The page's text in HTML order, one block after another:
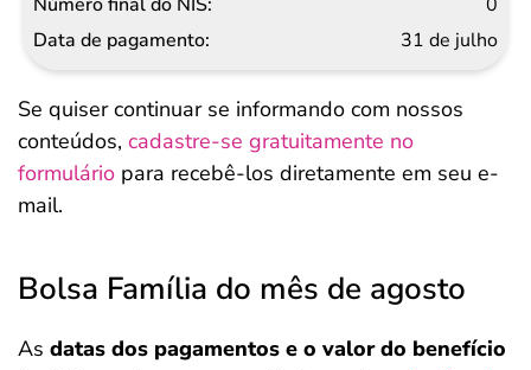
31 de julho
Se quiser continuar se informando com nossos
conteúdos, cadastre-se gratuitamente no
formulário para recebê-los diretamente em seu e-
mail.
Bolsa Família do mês de agosto
As datas dos pagamentos e o valor do benefício